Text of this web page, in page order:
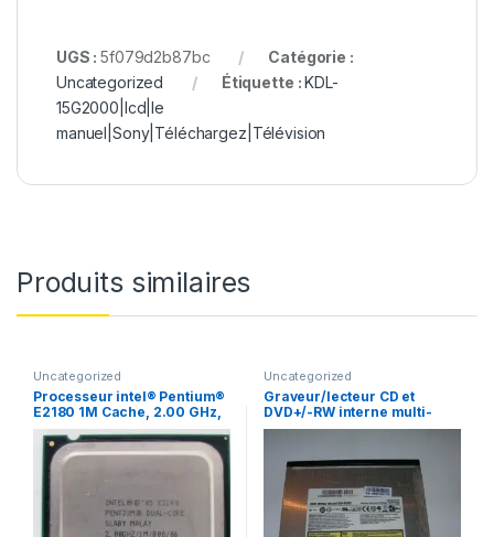
UGS :5f079d2b87bc
Catégorie :
Uncategorized
Étiquette : KDL-
15G2000|lcd|le
manuel|Sony|Téléchargez|Télévision
Produits similaires
Uncategorized
Processeur intel® Pentium®
E2180 1M Cache, 2.00 GHz,
800 MHz FSB
Uncategorized
Graveur/lecteur CD et
DVD+/-RW interne multi-
recorder portable SN-S082